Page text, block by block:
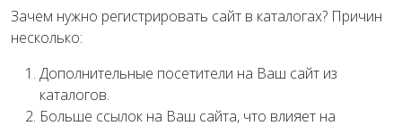
Зачем нужно регистрировать сайт в каталогах? Причин
несколько:
Дополнительные посетители на Ваш сайт из
каталогов.
Больше ссылок на Ваш сайта, что влияет на